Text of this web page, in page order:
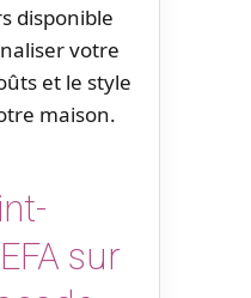
disponible
votre
et le style
maison.
sur